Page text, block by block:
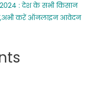
: देश के सभी किसान
करें ऑनलाइन आवेदन